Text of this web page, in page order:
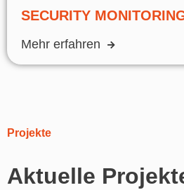
SECURITY
Mehr erfahren
Projekte
Aktuelle